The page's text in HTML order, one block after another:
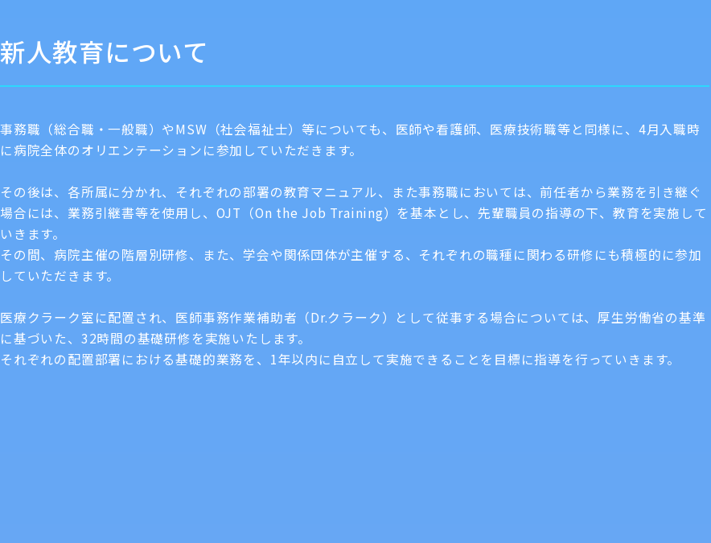
新人教育について
事務職（総合職・一般職）やMSW（社会福祉士）等についても、医師や看護師、医療技術職等と同様に、4月入職時
に病院全体のオリエンテーションに参加していただきます。
その後は、各所属に分かれ、それぞれの部署の教育マニュアル、また事務職においては、前任者から業務を引き継ぐ
場合には、業務引継書等を使用し、OJT（On the Job Training）を基本とし、先輩職員の指導の下、教育を実施して
いきます。
その間、病院主催の階層別研修、また、学会や関係団体が主催する、それぞれの職種に関わる研修にも積極的に参加
していただきます。
医療クラーク室に配置され、医師事務作業補助者（Dr.クラーク）として従事する場合については、厚生労働省の基準
に基づいた、32時間の基礎研修を実施いたします。
それぞれの配置部署における基礎的業務を、1年以内に自立して実施できることを目標に指導を行っていきます。